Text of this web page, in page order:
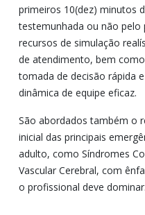
primeiros 10(dez) minutos
testemunhada ou não pelo
recursos de simulação
de atendimento, bem
tomada de decisão rápida
dinâmica de equipe eficaz.
São abordados também o
inicial das principais
adulto, como Síndromes
Vascular Cerebral, com
o profissional deve dominar.